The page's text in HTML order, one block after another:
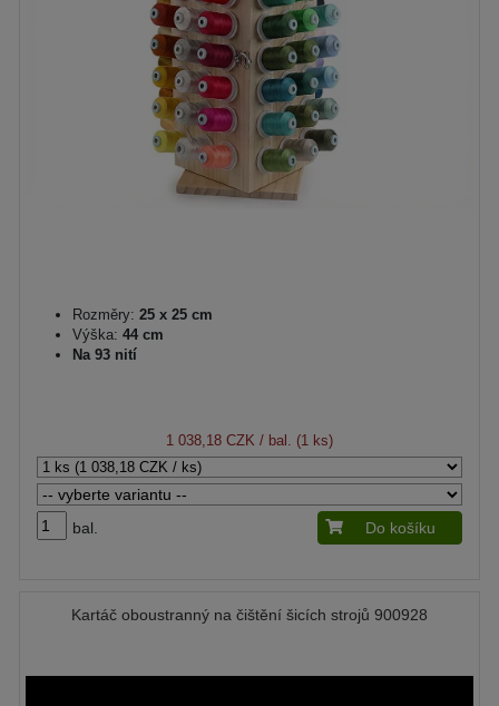
Rozměry: 25 x 25 cm
Výška: 44 cm
Na 93 nití
1 038,18 CZK / bal. (1 ks)
bal. Do košíku
Kartáč oboustranný na čištění šicích strojů 900928